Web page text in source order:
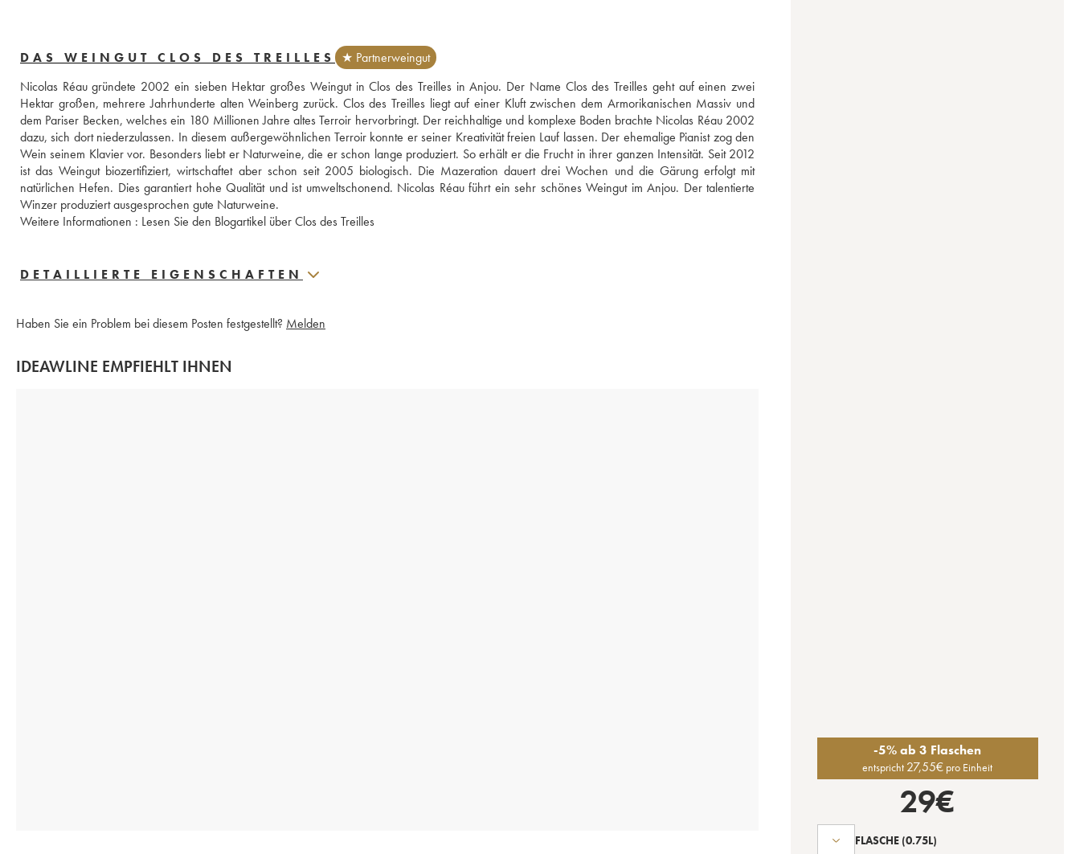
DAS WEINGUT CLOS DES TREILLES
★ Partnerweingut
Nicolas Réau gründete 2002 ein sieben Hektar großes Weingut in Clos des Treilles in Anjou. Der Name Clos des Treilles geht auf einen zwei
Hektar großen, mehrere Jahrhunderte alten Weinberg zurück. Clos des Treilles liegt auf einer Kluft zwischen dem Armorikanischen Massiv und
dem Pariser Becken, welches ein 180 Millionen Jahre altes Terroir hervorbringt. Der reichhaltige und komplexe Boden brachte Nicolas Réau 2002
dazu, sich dort niederzulassen. In diesem außergewöhnlichen Terroir konnte er seiner Kreativität freien Lauf lassen. Der ehemalige Pianist zog den
Wein seinem Klavier vor. Besonders liebt er Naturweine, die er schon lange produziert. So erhält er die Frucht in ihrer ganzen Intensität. Seit 2012
ist das Weingut biozertifiziert, wirtschaftet aber schon seit 2005 biologisch. Die Mazeration dauert drei Wochen und die Gärung erfolgt mit
natürlichen Hefen. Dies garantiert hohe Qualität und ist umweltschonend. Nicolas Réau führt ein sehr schönes Weingut im Anjou. Der talentierte
Winzer produziert ausgesprochen gute Naturweine.
Weitere Informationen :
DETAILLIERTE EIGENSCHAFTEN
Haben Sie ein Problem bei diesem Posten festgestellt? Melden
IDEAWLINE EMPFIEHLT IHNEN
-5% ab 3 Flaschen
entspricht 27,55€ pro Einheit
29€
FLASCHE (0.75L)